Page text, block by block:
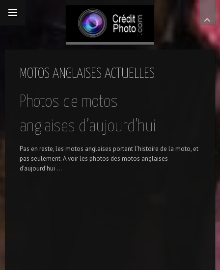
MOTOS ANGLAISES ACTUELLES
Photos de motos
anglaises d’aujourd’hui
Pas en reste, les motos anglaises portent l’histoire de la moto, et
pas seulement. A voir les photos des motos anglaises
d’aujourd’hui …